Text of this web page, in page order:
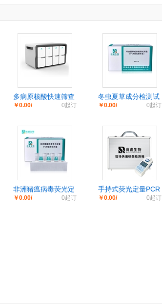
多病原核酸快速筛查
系统
￥0.00/ 0起订
冬虫夏草成分检测试
剂盒（PCR荧光探针
￥0.00/ 0起订
非洲猪瘟病毒荧光定
量PCR检测试剂盒
￥0.00/ 0起订
手持式荧光定量PCR
检测仪/现场核酸快检
￥0.00/ 0起订